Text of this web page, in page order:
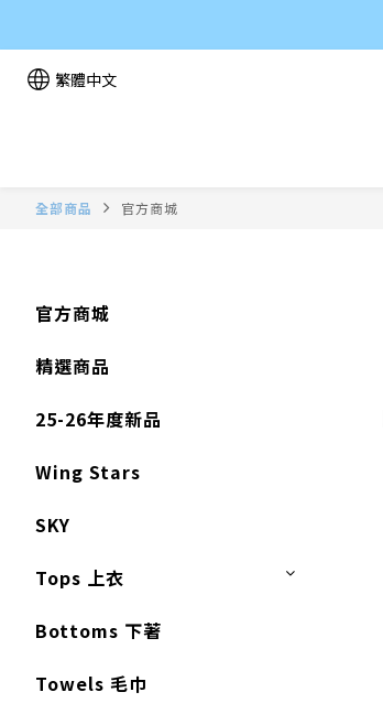
繁體中文
全部商品 官方商城
官方商城
精選商品
25-26年度新品
Wing Stars
SKY
Tops 上衣
Bottoms 下著
Towels 毛巾